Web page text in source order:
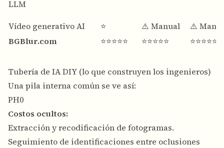
LLM
Vídeo generativo AI ⭐ ⚠️ Manual
⚠️
BGBlur.com
⭐⭐⭐⭐⭐ ⭐⭐⭐⭐⭐ ⭐⭐⭐⭐⭐
Tubería de IA DIY (lo que construyen los ingenieros)
Una pila interna común se ve así:
PH0
Costos ocultos:
Extracción y recodificación de fotogramas.
Seguimiento de identificaciones entre oclusiones